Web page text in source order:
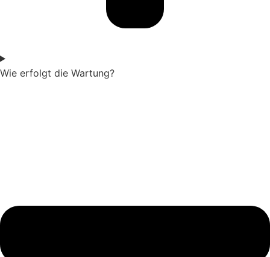
Wie erfolgt die Wartung?